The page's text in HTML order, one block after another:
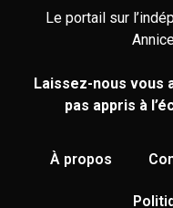
Le portail sur
Laissez-nous vous
pas appris à
À propos